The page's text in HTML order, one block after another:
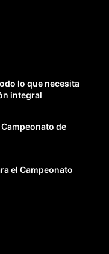
lo que necesita
integral
de
el Campeonato